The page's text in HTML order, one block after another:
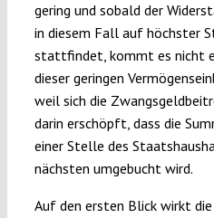
gering und sobald der
in diesem Fall auf höchster
stattfindet, kommt es nicht
dieser geringen
weil sich die
darin erschöpft, dass die
einer Stelle des
nächsten umgebucht wird.
Auf den ersten Blick wirkt die